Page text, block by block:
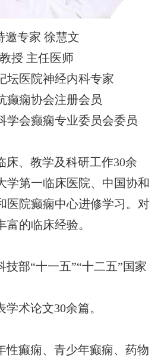
邀专家 徐慧文
教授 主任医师
坛医院神经内科专家
癫痫协会注册会员
学会癫痫专业委员会委员
床、教学及科研工作30余
学第一临床医院、中国协和
医院癫痫中心进修学习。对
的临床经验。
技部“十一五”“十二五”国家
术论文30余篇。
性癫痫、青少年癫痫、药物